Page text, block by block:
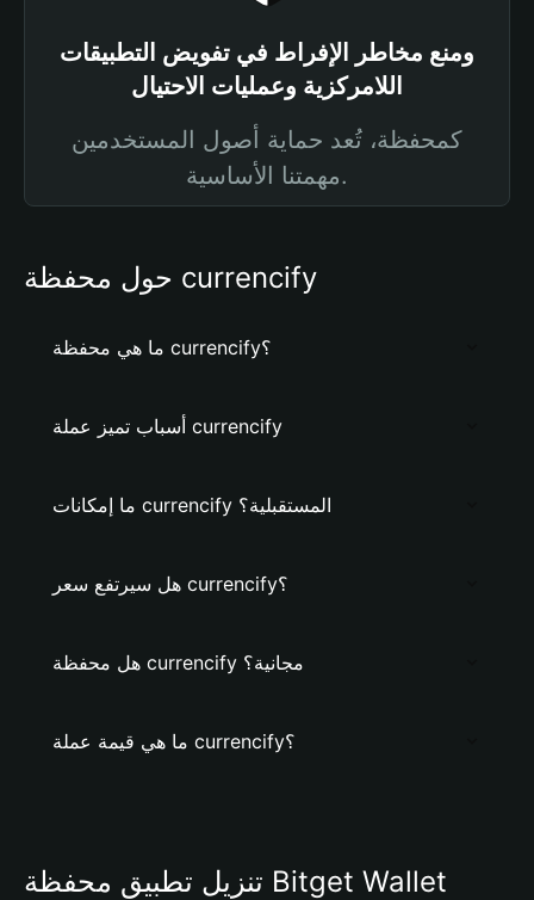
ومنع مخاطر الإفراط في تفويض التطبيقات
اللامركزية وعمليات الاحتيال
كمحفظة، تُعد حماية أصول المستخدمين
مهمتنا الأساسية.
حول محفظة currencify
ما هي محفظة currencify؟
أسباب تميز عملة currencify
ما إمكانات currencify المستقبلية؟
هل سيرتفع سعر currencify؟
هل محفظة currencify مجانية؟
ما هي قيمة عملة currencify؟
تنزيل تطبيق محفظة Bitget Wallet